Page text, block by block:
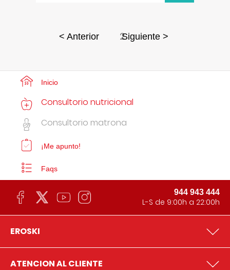
< Anterior 2Siguiente >
Inicio
Consultorio nutricional
Consultorio matrona
¡Me apunto!
Faqs
944 943 444
L-S de 9:00h a 22:00h
EROSKI
ATENCION AL CLIENTE